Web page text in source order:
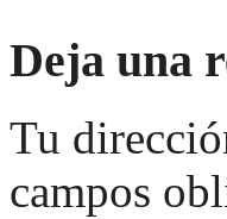
Deja una
Tu
campos